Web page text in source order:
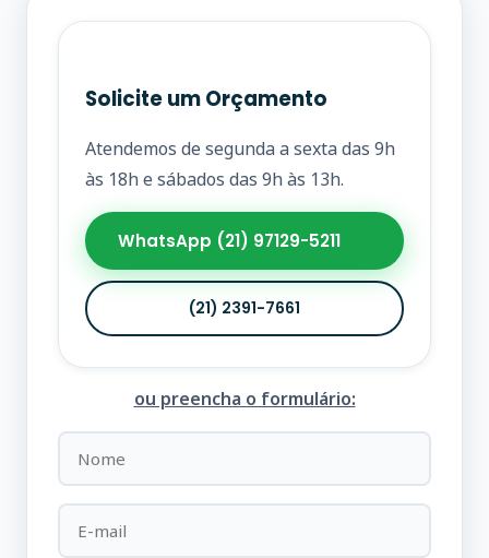
Solicite um Orçamento
Atendemos de segunda a sexta das 9h
às 18h e sábados das 9h às 13h.
WhatsApp (21) 97129-5211
(21) 2391-7661
ou preencha o formulário: